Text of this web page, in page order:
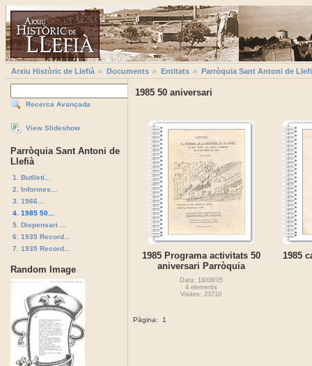
Arxiu Històric de Llefià Documents Entitats Parròquia Sant Antoni de
Recerca Avançada
View Slideshow
Parròquia Sant Antoni de
Llefià
1. Butlletí...
2. Informes...
3. 1966...
4. 1985 50...
5. Dispensari ...
6. 1935 Record...
7. 1935 Record...
Random Image
1985 50 aniversari
1985 Programa activitats 50
aniversari Parròquia
Data: 18/08/05
4 elements
Visites: 23710
1985
Pàgina: 1